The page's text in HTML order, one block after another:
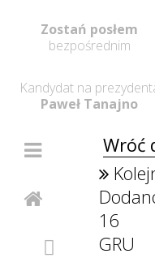
Wróć
16
GRU
Zostań posłem
bezpośrednim
Kandydat na
Paweł Tanajno